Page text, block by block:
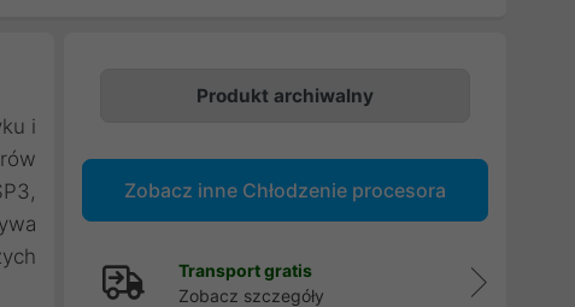
i
Produkt archiwalny
Zobacz inne Chłodzenie procesora
Transport gratis
Zobacz szczegóły